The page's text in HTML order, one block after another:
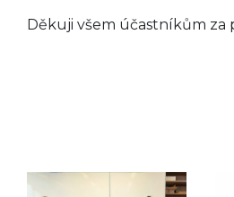
Děkuji všem účastníkům za